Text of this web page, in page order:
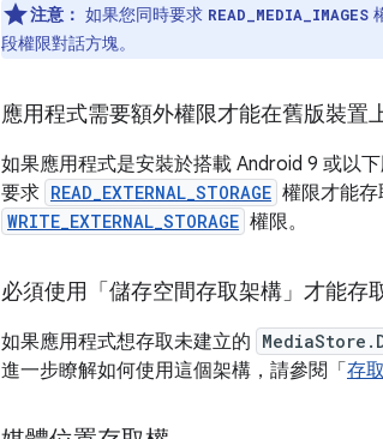
注意： 如果您同時要求 READ_MEDIA_IMAGES
段權限對話方塊。
應用程式需要額外權限才能在舊版裝置
如果應用程式是安裝於搭載 Android 9 或以
要求 READ_EXTERNAL_STORAGE 權限才能
WRITE_EXTERNAL_STORAGE 權限。
必須使用「儲存空間存取架構」才能存
如果應用程式想存取未建立的
進一步瞭解如何使用這個架構，請參閱「 存